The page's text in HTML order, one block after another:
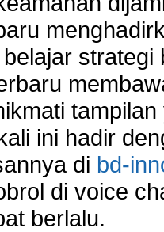
ini hadir
di bd-
di voice
berlalu.